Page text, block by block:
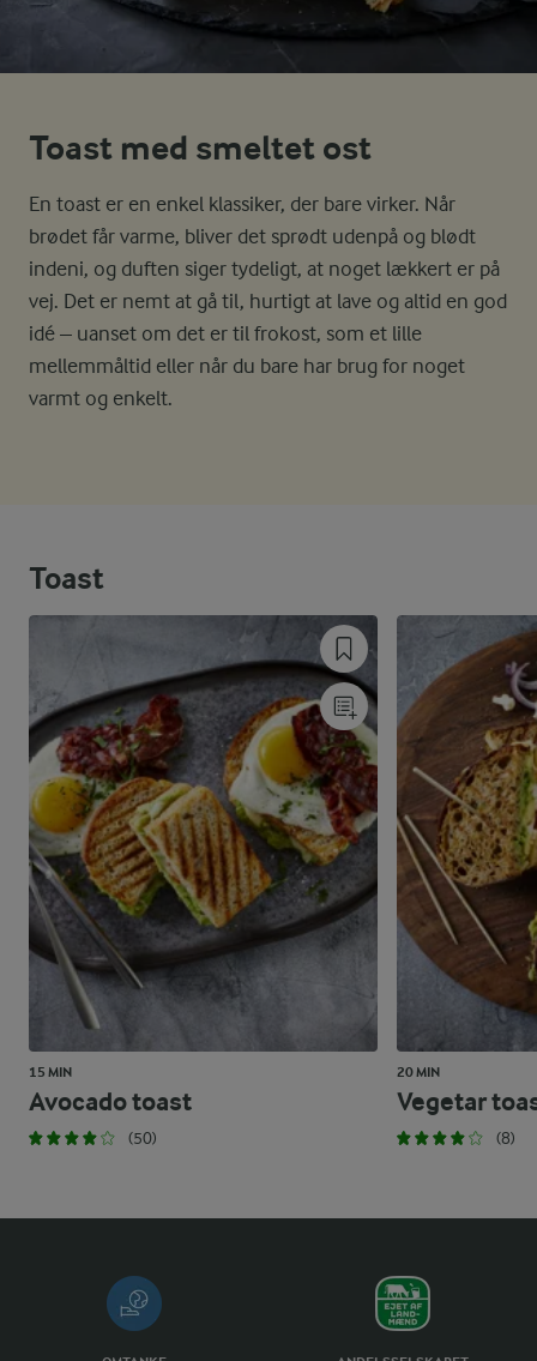
Toast med smeltet ost
En toast er en enkel klassiker, der bare virker. Når
brødet får varme, bliver det sprødt udenpå og blødt
indeni, og duften siger tydeligt, at noget lækkert er på
vej. Det er nemt at gå til, hurtigt at lave og altid en god
idé – uanset om det er til frokost, som et lille
mellemmåltid eller når du bare har brug for noget
varmt og enkelt.
Toast
15 MIN
Avocado toast
(50)
20 MIN
Vegetar
(8)